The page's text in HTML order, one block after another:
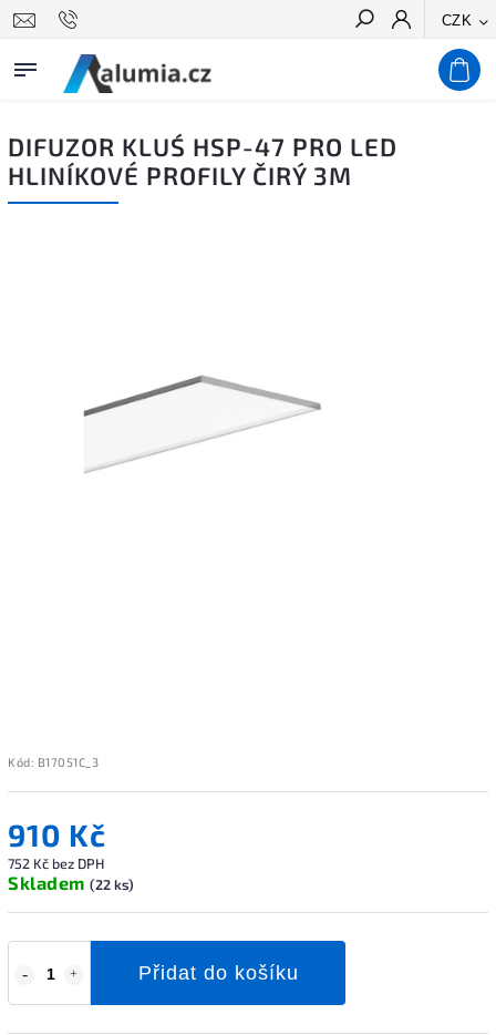
CZK
Hledat
DIFUZOR KLUŚ HSP-47 PRO LED
HLINÍKOVÉ PROFILY ČIRÝ 3M
Kód: B17051C_3
910 Kč
752 Kč bez DPH
Skladem (22 ks)
Přidat do košíku